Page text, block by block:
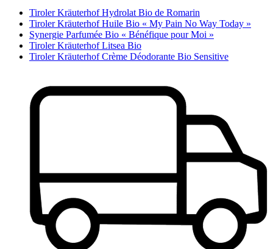
Tiroler Kräuterhof Hydrolat Bio de Romarin
Tiroler Kräuterhof Huile Bio « My Pain No Way Today »
Synergie Parfumée Bio « Bénéfique pour Moi »
Tiroler Kräuterhof Litsea Bio
Tiroler Kräuterhof Crème Déodorante Bio Sensitive